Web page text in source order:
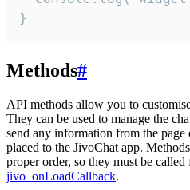
}
Methods#
API methods allow you to
They can be used to manage the
send any information from the
placed to the JivoChat app.
proper order, so they must be
jivo_onLoadCallback.